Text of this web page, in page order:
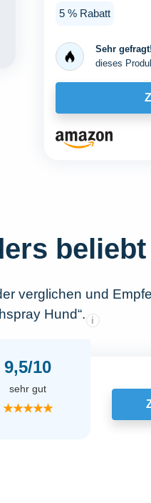
5 % Rabatt
Sehr gefragt!
dieses
beliebt
verglichen und
Hund“.
9,5/10
i
sehr gut
★★★★★